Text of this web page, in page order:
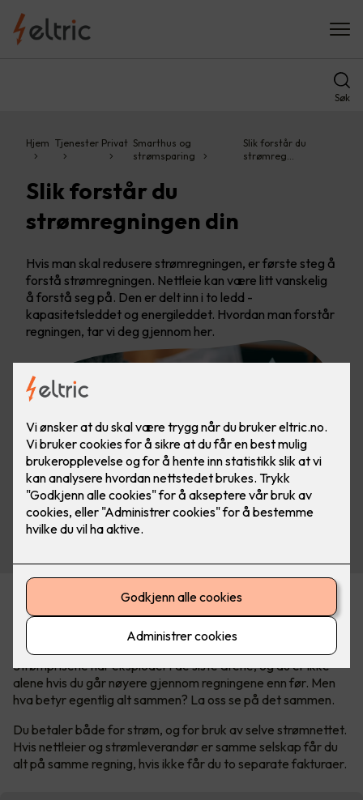
Søk
Hjem Tjenester Privat Smarthus og
strømsparing
Slik forstår du
strømreg…
Slik forstår du
strømregningen din
Hvis man skal redusere strømregningen, er første steg å
forstå strømregningen. Nettleie kan være litt vanskelig
å forstå seg på. Den er delt inn i to ledd -
kapasitetsleddet og energileddet. Hvordan man forstår
regningen, tar vi deg gjennom her.
Kan være tricky å forstå
strømregningen
Strømprisene har eksplodert de siste årene, og du er ikke
alene hvis du går nøyere gjennom regningene enn før. Men
hva betyr egentlig alt sammen? La oss se på det sammen.
Du betaler både for strøm, og for bruk av selve strømnettet.
Hvis nettleier og strømleverandør er samme selskap får du
alt på samme regning, hvis ikke får du to separate fakturaer.